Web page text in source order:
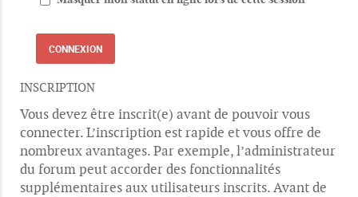
INSCRIPTION
Vous devez être inscrit(e) avant de pouvoir vous
connecter. L’inscription est rapide et vous offre de
nombreux avantages. Par exemple, l’administrateur
du forum peut accorder des fonctionnalités
supplémentaires aux utilisateurs inscrits. Avant de